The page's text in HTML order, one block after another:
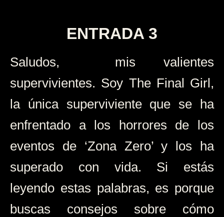
ENTRADA 3
Saludos, mis valientes
supervivientes. Soy The Final Girl,
la única superviviente que se ha
enfrentado a los horrores de los
eventos de ‘Zona Zero’ y los ha
superado con vida. Si estás
leyendo estas palabras, es porque
buscas consejos sobre cómo